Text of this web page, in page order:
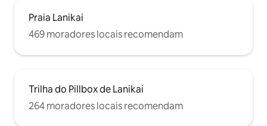
Praia Lanikai
469 moradores locais recomendam
Trilha do Pillbox de Lanikai
264 moradores locais recomendam